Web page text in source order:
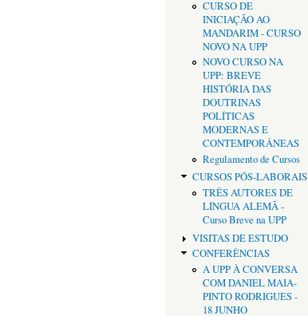
CURSO DE
INICIAÇÃO AO
MANDARIM - CURSO
NOVO NA UPP
NOVO CURSO NA
UPP: BREVE
HISTÓRIA DAS
DOUTRINAS
POLÍTICAS
MODERNAS E
CONTEMPORÂNEAS
Regulamento de Cursos
CURSOS PÓS-LABORAIS
TRÊS AUTORES DE
LÍNGUA ALEMÃ -
Curso Breve na UPP
VISITAS DE ESTUDO
CONFERÊNCIAS
A UPP À CONVERSA
COM DANIEL MAIA-
PINTO RODRIGUES -
18 JUNHO